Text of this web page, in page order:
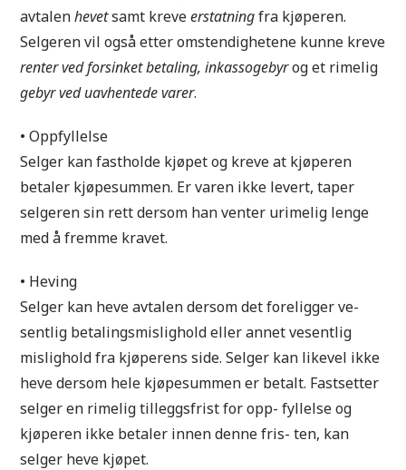
avtalenhevetsamt kreveerstatningfra kjøperen.
Selgeren vil også etter omstendighetene kunne kreve
renter ved forsinket betaling, inkassogebyrog et rimelig
gebyr ved uavhentede varer.
• Oppfyllelse
Selger kan fastholde kjøpet og kreve at kjøperen
betaler kjøpesummen. Er varen ikke levert, taper
selgeren sin rett dersom han venter urimelig lenge
med å fremme kravet.
• Heving
Selger kan heve avtalen dersom det foreligger ve-
sentlig betalingsmislighold eller annet vesentlig
mislighold fra kjøperens side. Selger kan likevel ikke
heve dersom hele kjøpesummen er betalt. Fastsetter
selger en rimelig tilleggsfrist for opp- fyllelse og
kjøperen ikke betaler innen denne fris- ten, kan
selger heve kjøpet.